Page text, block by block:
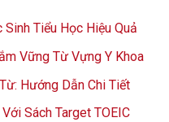
Tiểu Học Hiệu Quả
Vững Từ Vựng Y Khoa
Hướng Dẫn Chi Tiết
Sách Target TOEIC